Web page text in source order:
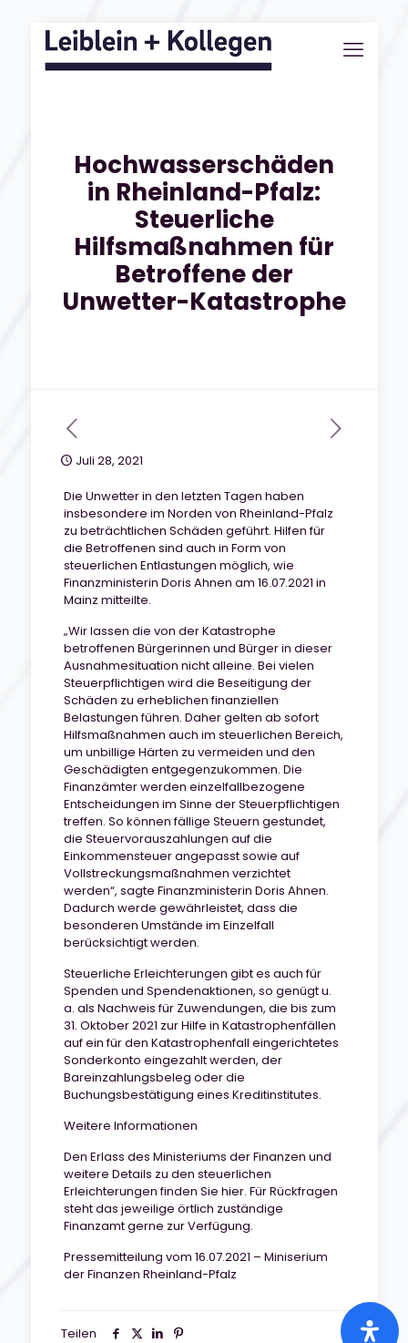
Hochwasserschäden
in Rheinland-Pfalz:
Steuerliche
Hilfsmaßnahmen für
Betroffene der
Unwetter-Katastrophe
Juli 28, 2021
Die Unwetter in den letzten Tagen haben
insbesondere im Norden von Rheinland-Pfalz
zu beträchtlichen Schäden geführt. Hilfen für
die Betroffenen sind auch in Form von
steuerlichen Entlastungen möglich, wie
Finanzministerin Doris Ahnen am 16.07.2021 in
Mainz mitteilte.
„Wir lassen die von der Katastrophe
betroffenen Bürgerinnen und Bürger in dieser
Ausnahmesituation nicht alleine. Bei vielen
Steuerpflichtigen wird die Beseitigung der
Schäden zu erheblichen finanziellen
Belastungen führen. Daher gelten ab sofort
Hilfsmaßnahmen auch im steuerlichen Bereich,
um unbillige Härten zu vermeiden und den
Geschädigten entgegenzukommen. Die
Finanzämter werden einzelfallbezogene
Entscheidungen im Sinne der Steuerpflichtigen
treffen. So können fällige Steuern gestundet,
die Steuervorauszahlungen auf die
Einkommensteuer angepasst sowie auf
Vollstreckungsmaßnahmen verzichtet
werden“, sagte Finanzministerin Doris Ahnen.
Dadurch werde gewährleistet, dass die
besonderen Umstände im Einzelfall
berücksichtigt werden.
Steuerliche Erleichterungen gibt es auch für
Spenden und Spendenaktionen, so genügt u.
a. als Nachweis für Zuwendungen, die bis zum
31. Oktober 2021 zur Hilfe in Katastrophenfällen
auf ein für den Katastrophenfall eingerichtetes
Sonderkonto eingezahlt werden, der
Bareinzahlungsbeleg oder die
Buchungsbestätigung eines Kreditinstitutes.
Weitere Informationen
Den Erlass des Ministeriums der Finanzen und
weitere Details zu den steuerlichen
Erleichterungen finden Sie hier. Für Rückfragen
steht das jeweilige örtlich zuständige
Finanzamt gerne zur Verfügung.
Pressemitteilung vom 16.07.2021 – Miniserium
der Finanzen Rheinland-Pfalz
Teilen